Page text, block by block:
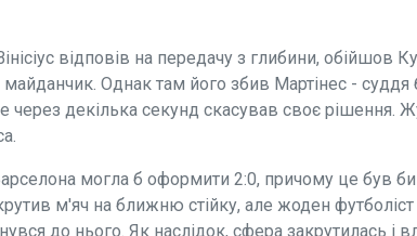
відповів на передачу з глибини, обійшов
Однак там його збив Мартінес - суддя
через декілька секунд скасував своє рішення.
могла б оформити 2:0, причому це був
м'яч на ближню стійку, але жоден
до нього. Як наслідок, сфера закрутилась і